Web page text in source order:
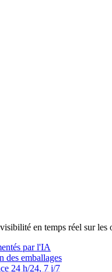
en temps réel sur les
par l'IA
des emballages
24 h/24, 7 j/7